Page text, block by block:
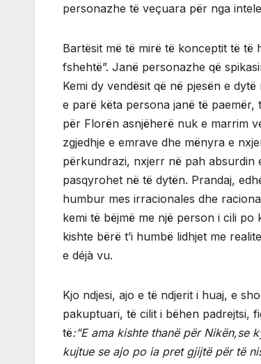
personazhe të veçuara për nga
Bartësit më të mirë të konceptit të të
fshehtë”. Janë personazhe që
Kemi dy vendësit që në pjesën e
e parë këta persona janë të paemër,
për Florën asnjëherë nuk e marrim
zgjedhje e emrave dhe mënyra e
përkundrazi, nxjerr në pah absurdin
pasqyrohet në të dytën. Prandaj,
humbur mes irracionales dhe
kemi të bëjmë me një person i cili
kishte bërë t’i humbë lidhjet me
e déjà vu.
Kjo ndjesi, ajo e të ndjerit i huaj, e
pakuptuari, të cilit i bëhen padrejtsi,
të:”E ama kishte thanë për Nikën,se
kujtue se ajo po ia pret gjijtë për të